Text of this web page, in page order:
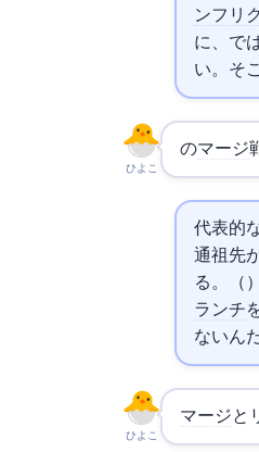
ンフリ
に、
い。そこ
ひよこ
のマージ
代表的なの
通祖先
る。ort（
ランチ
ないん
ひよこ
マージと